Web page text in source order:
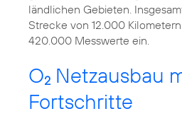
ländlichen Gebieten.
Strecke von 12.000
420.000 Messwerte ein.
O2 Netzausbau
Fortschritte